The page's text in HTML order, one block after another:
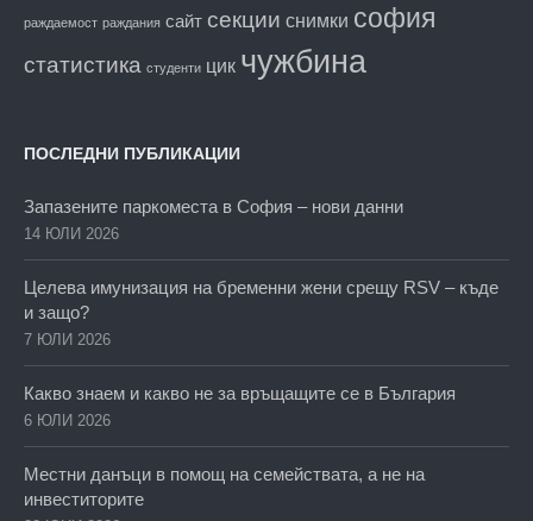
раждаемост раждания сайт секции снимки софия
статистика студенти цик чужбина
ПОСЛЕДНИ ПУБЛИКАЦИИ
Запазените паркоместа в София – нови данни
14 ЮЛИ 2026
Целева имунизация на бременни жени срещу RSV – къде
и защо?
7 ЮЛИ 2026
Какво знаем и какво не за връщащите се в България
6 ЮЛИ 2026
Местни данъци в помощ на семействата, а не на
инвеститорите